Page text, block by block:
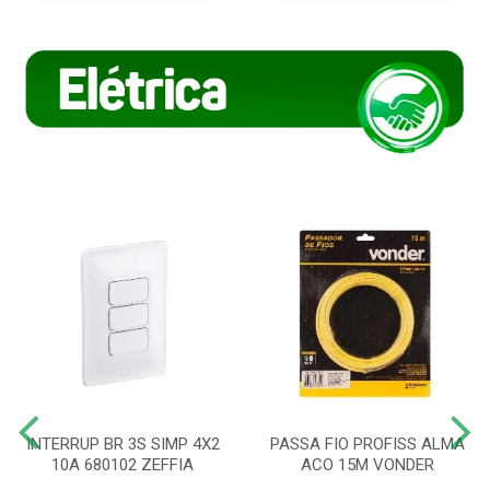
INTERRUP BR 3S SIMP 4X2
10A 680102 ZEFFIA
PASSA FIO PROFISS ALMA
ACO 15M VONDER